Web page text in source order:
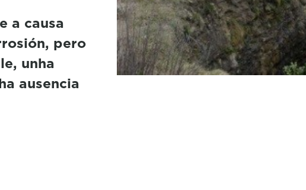
a causa
pero
unha
ausencia